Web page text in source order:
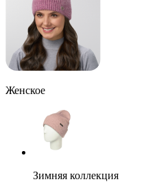
Женское
Зимняя коллекция